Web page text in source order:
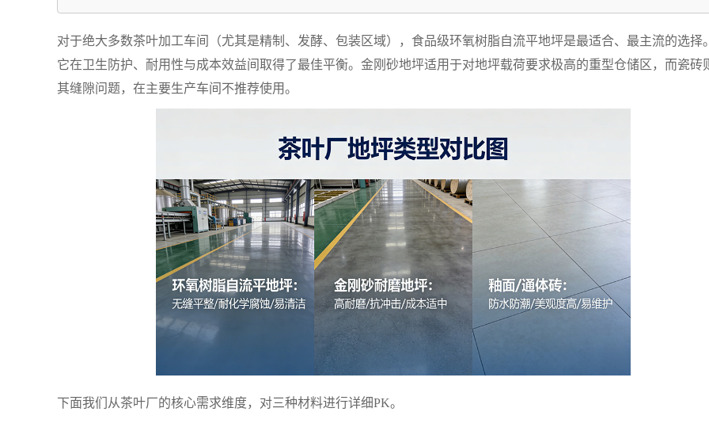
对于绝大多数茶叶加工车间（尤其是精制、发酵、包装区域），食品级环氧树脂自流平地坪是最适合、最主流的选择
它在卫生防护、耐用性与成本效益间取得了最佳平衡。金刚砂地坪适用于对地坪载荷要求极高的重型仓储区，而瓷砖
其缝隙问题，在主要生产车间不推荐使用。
下面我们从茶叶厂的核心需求维度，对三种材料进行详细PK。